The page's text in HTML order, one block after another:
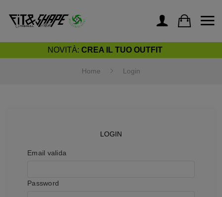
NOVITÀ: CREA IL TUO OUTFIT
Home Login
LOGIN
Email valida
Password